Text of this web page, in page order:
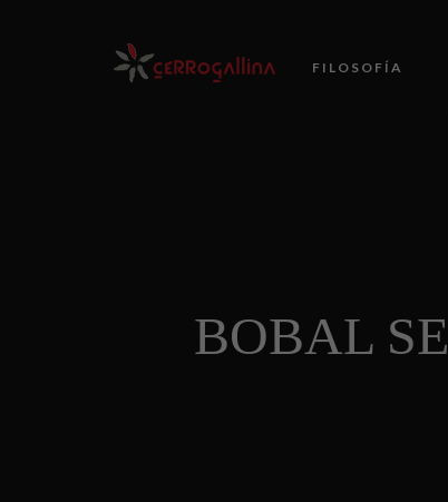
FILOSOFÍA
BOBAL